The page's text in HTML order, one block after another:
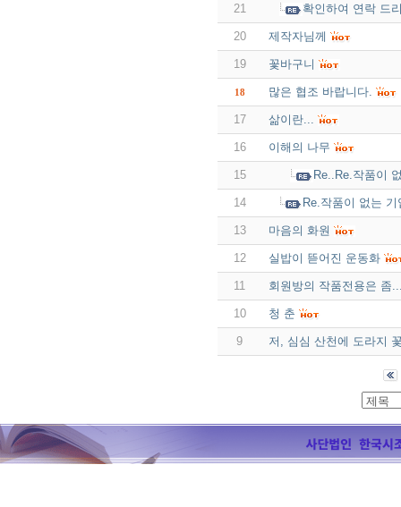
21 확인하여 연락 드
20 제작자님께
19 꽃바구니
18 많은 협조 바랍니다.
17 삶이란...
16 이해의 나무
15 Re..Re.작품이
14 Re.작품이 없는
13 마음의 화원
12 실밥이 뜯어진 운동화
11 회원방의 작품전용은 좀
10 청 춘
9 저, 심심 산천에 도라지